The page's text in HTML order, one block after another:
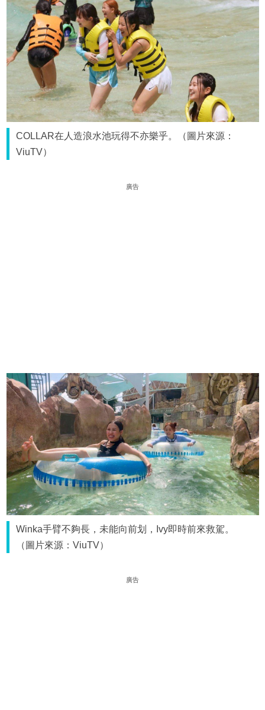
COLLAR在人造浪水池玩得不亦樂乎。（圖片來源：
ViuTV）
廣告
Winka手臂不夠長，未能向前划，Ivy即時前來救駕。
（圖片來源：ViuTV）
廣告